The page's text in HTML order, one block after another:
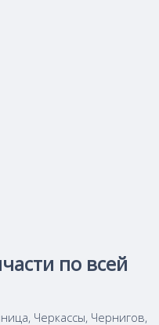
по всей
Черкассы, Чернигов,